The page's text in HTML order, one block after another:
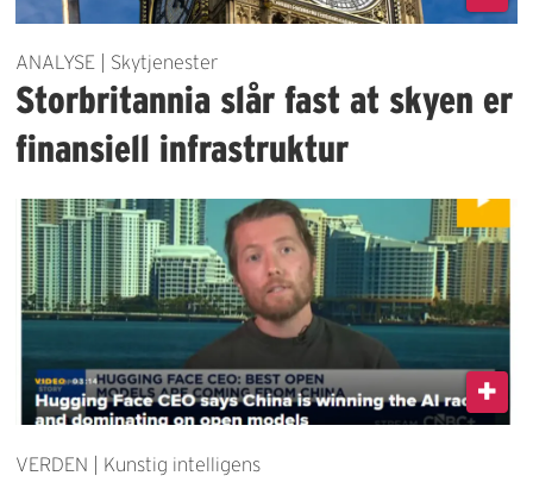
ANALYSE | Skytjenester
Storbritannia slår fast at skyen er
finansiell infrastruktur
VERDEN | Kunstig intelligens